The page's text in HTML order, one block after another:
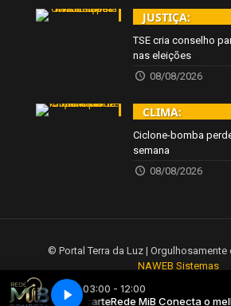
JUSTIÇA:
TSE cria conselho
nas eleições
08/08/2026
CLIMA:
Ciclone-bomba
semana
08/08/2026
© Portal Terra da Luz |
NAWEB Sistemas